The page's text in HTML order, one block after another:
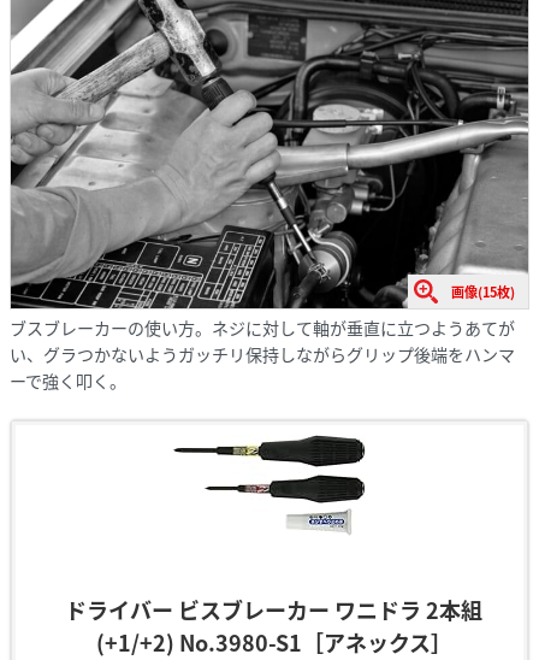
画像(15枚)
ブスブレーカーの使い方。ネジに対して軸が垂直に立つようあてが
い、グラつかないようガッチリ保持しながらグリップ後端をハンマ
ーで強く叩く。
ドライバー ビスブレーカー ワニドラ 2本組
(+1/+2) No.3980-S1［アネックス］